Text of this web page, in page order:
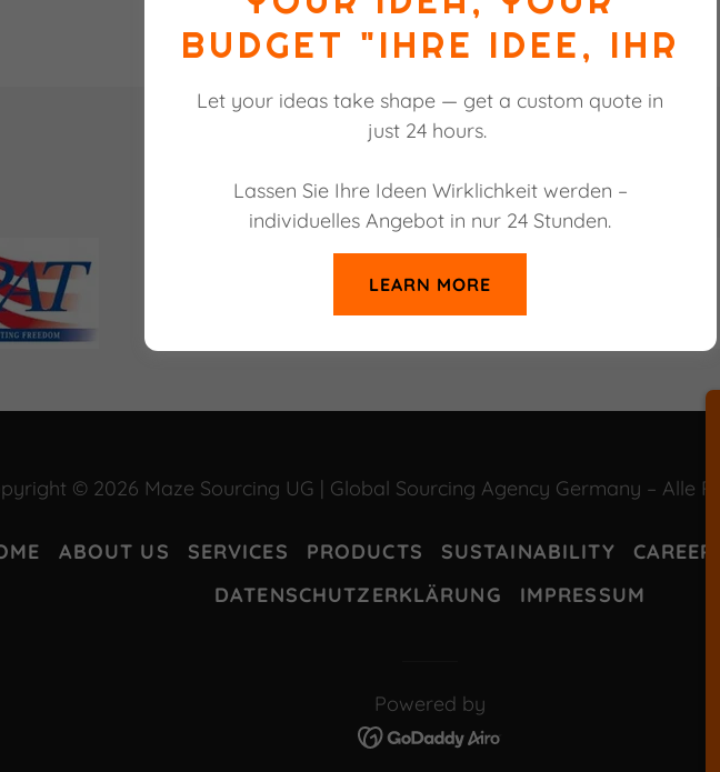
© 2026 Maze Sourcing UG | Global Sourcing Agency Germany – Alle
ABOUT US SERVICES PRODUCTS SUSTAINABILITY CAREERS
DATENSCHUTZERKLÄRUNG
IMPRESSUM
Powered by
BUDGET "IHRE IDEE, IHR
Let your ideas take shape — get a custom quote in
just 24 hours.
Lassen Sie Ihre Ideen Wirklichkeit werden –
individuelles Angebot in nur 24 Stunden.
LEARN MORE